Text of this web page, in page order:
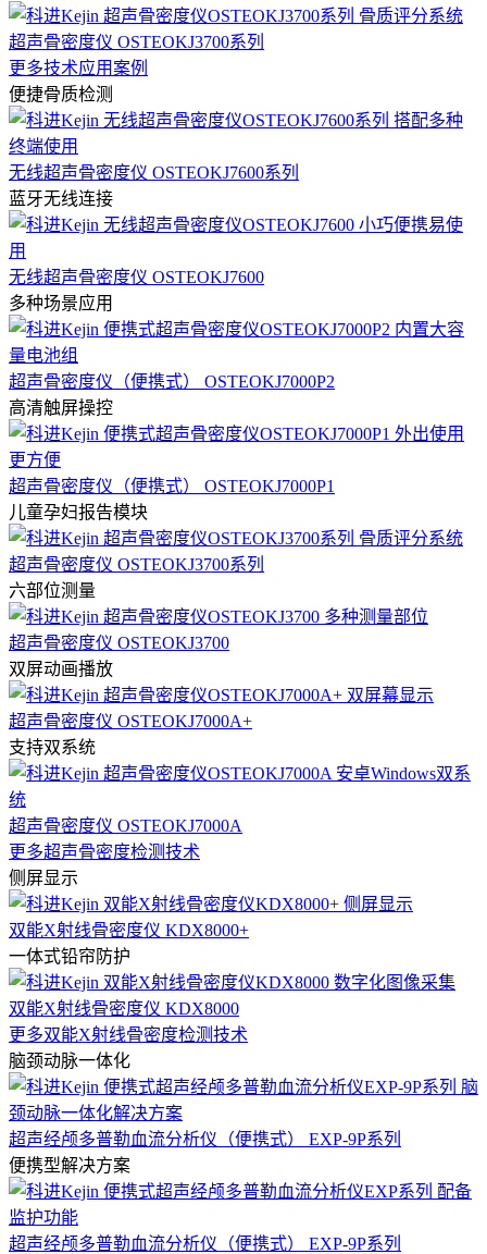
超声骨密度仪 OSTEOKJ3700系列
更多技术应用案例
便捷骨质检测
无线超声骨密度仪 OSTEOKJ7600系列
蓝牙无线连接
无线超声骨密度仪 OSTEOKJ7600
多种场景应用
超声骨密度仪（便携式） OSTEOKJ7000P2
高清触屏操控
超声骨密度仪（便携式） OSTEOKJ7000P1
儿童孕妇报告模块
超声骨密度仪 OSTEOKJ3700系列
六部位测量
超声骨密度仪 OSTEOKJ3700
双屏动画播放
超声骨密度仪 OSTEOKJ7000A+
支持双系统
超声骨密度仪 OSTEOKJ7000A
更多超声骨密度检测技术
侧屏显示
双能X射线骨密度仪 KDX8000+
一体式铅帘防护
双能X射线骨密度仪 KDX8000
更多双能X射线骨密度检测技术
脑颈动脉一体化
超声经颅多普勒血流分析仪（便携式） EXP-9P系列
便携型解决方案
超声经颅多普勒血流分析仪（便携式） EXP-9P系列